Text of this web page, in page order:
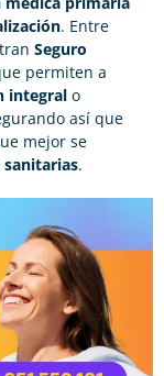
. Entre
Seguro
permiten a
integral o
así que
mejor se
sanitarias.